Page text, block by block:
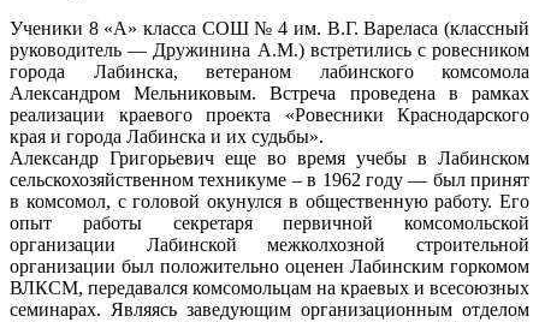
Ученики 8 «А» класса СОШ № 4 им. В.Г. Вареласа (классный
руководитель — Дружинина А.М.) встретились с ровесником
города Лабинска, ветераном лабинского комсомола
Александром Мельниковым. Встреча проведена в рамках
реализации краевого проекта «Ровесники Краснодарского
края и города Лабинска и их судьбы».
Александр Григорьевич еще во время учебы в Лабинском
сельскохозяйственном техникуме – в 1962 году — был принят
в комсомол, с головой окунулся в общественную работу. Его
опыт работы секретаря первичной комсомольской
организации Лабинской межколхозной строительной
организации был положительно оценен Лабинским горкомом
ВЛКСМ, передавался комсомольцам на краевых и всесоюзных
семинарах. Являясь заведующим организационным отделом